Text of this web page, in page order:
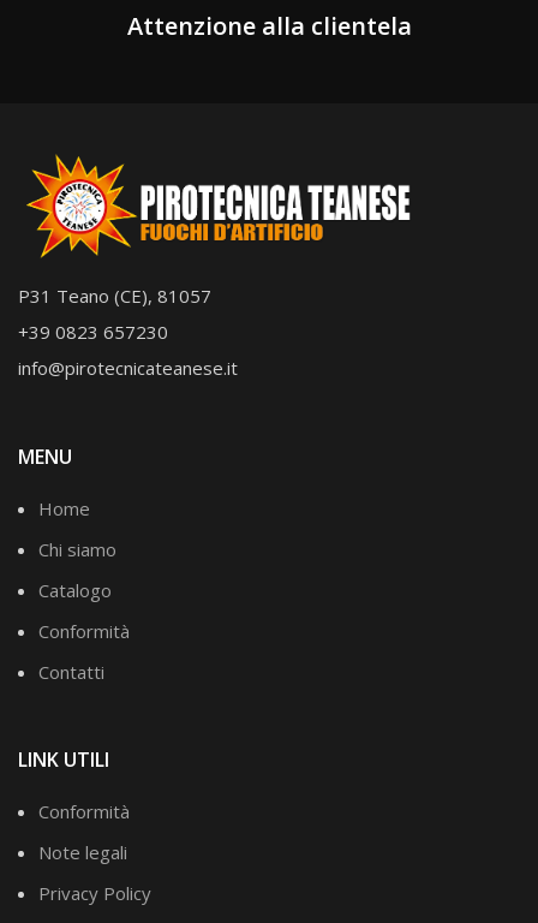
Attenzione alla clientela
P31 Teano (CE), 81057
+39 0823 657230
info@pirotecnicateanese.it
MENU
Home
Chi siamo
Catalogo
Conformità
Contatti
LINK UTILI
Conformità
Note legali
Privacy Policy